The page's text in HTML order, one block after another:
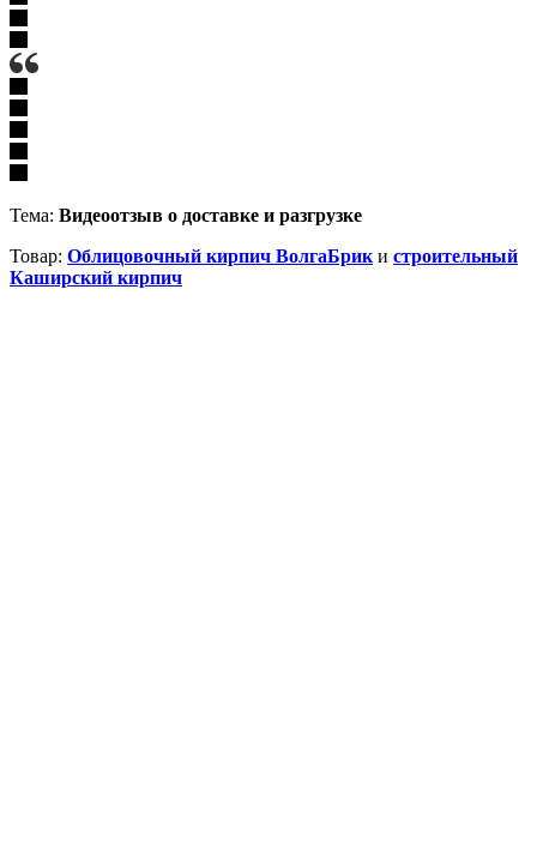
Тема: Видеоотзыв о доставке и разгрузке
Товар: Облицовочный кирпич ВолгаБрик и строительный
Каширский кирпич